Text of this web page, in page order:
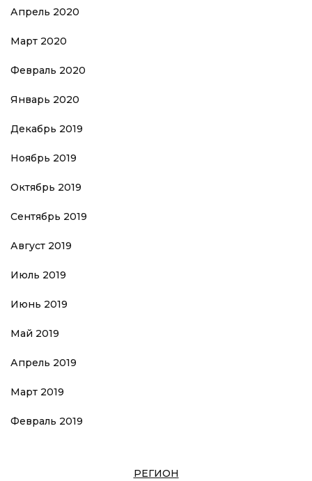
Апрель 2020
Март 2020
Февраль 2020
Январь 2020
Декабрь 2019
Ноябрь 2019
Октябрь 2019
Сентябрь 2019
Август 2019
Июль 2019
Июнь 2019
Май 2019
Апрель 2019
Март 2019
Февраль 2019
РЕГИОН